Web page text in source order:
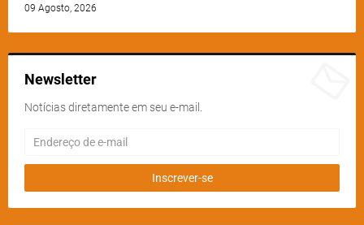
09 Agosto, 2026
Newsletter
Notícias diretamente em seu e-mail.